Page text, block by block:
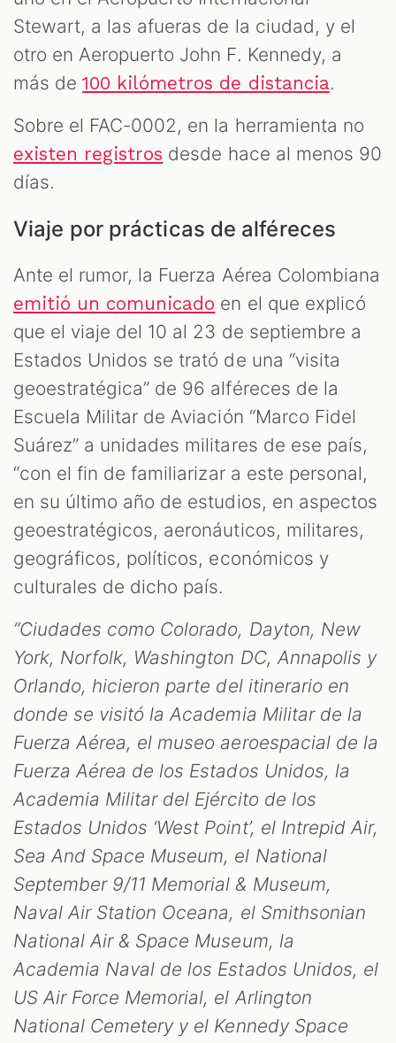
Stewart, a las afueras de la ciudad, y el
otro en Aeropuerto John F. Kennedy, a
más de100 kilómetros de distancia.
Sobre el FAC-0002, en la herramienta no
existen registros desde hace al menos 90
días.
Viaje por prácticas de alféreces
Ante el rumor, la Fuerza Aérea Colombiana
emitió un comunicado en el que explicó
que el viaje del 10 al 23 de septiembre a
Estados Unidos se trató de una “visita
geoestratégica” de 96 alféreces de la
Escuela Militar de Aviación “Marco Fidel
Suárez” a unidades militares de ese país,
“con el fin de familiarizar a este personal,
en su último año de estudios, en aspectos
geoestratégicos, aeronáuticos, militares,
geográficos, políticos, económicos y
culturales de dicho país.
“Ciudades como Colorado, Dayton, New
York, Norfolk, Washington DC, Annapolis y
Orlando, hicieron parte del itinerario en
donde se visitó la Academia Militar de la
Fuerza Aérea, el museo aeroespacial de la
Fuerza Aérea de los Estados Unidos, la
Academia Militar del Ejército de los
Estados Unidos ‘West Point’, el Intrepid Air,
Sea And Space Museum, el National
September 9/11 Memorial & Museum,
Naval Air Station Oceana, el Smithsonian
National Air & Space Museum, la
Academia Naval de los Estados Unidos, el
US Air Force Memorial, el Arlington
National Cemetery y el Kennedy Space